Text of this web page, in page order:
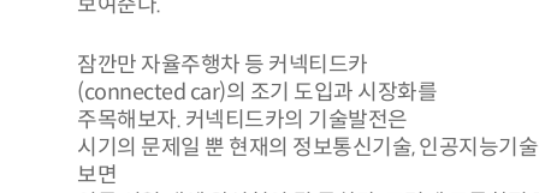
잠깐만 자율주행차 등 커넥티드카
(connected car)의 조기 도입과 시장화를
주목해보자. 커넥티드카의 기술발전은
시기의 문제일 뿐 현재의 정보통신기술, 인공지능기
보면